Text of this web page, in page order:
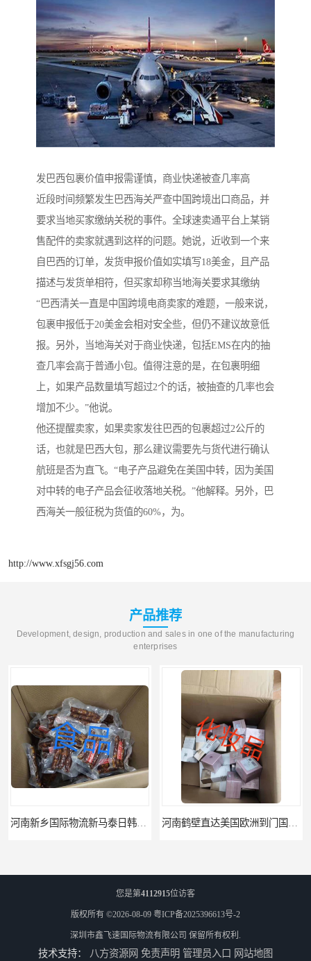
发巴西包裹价值申报需谨慎，商业快递被查几率高
近段时间频繁发生巴西海关严查中国跨境出口商品，并
要求当地买家缴纳关税的事件。全球速卖通平台上某销
售配件的卖家就遇到这样的问题。她说，近收到一个来
自巴西的订单，发货申报价值如实填写18美金，且产品
描述与发货单相符，但买家却称当地海关要求其缴纳
“巴西清关一直是中国跨境电商卖家的难题，一般来说，
包裹申报低于20美金会相对安全些，但仍不建议故意低
报。另外，当地海关对于商业快递，包括EMS在内的抽
查几率会高于普通小包。值得注意的是，在包裹明细
上，如果产品数量填写超过2个的话，被抽查的几率也会
增加不少。”他说。
他还提醒卖家，如果卖家发往巴西的包裹超过2公斤的
话，也就是巴西大包，那么建议需要先与货代进行确认
航班是否为直飞。“电子产品避免在美国中转，因为美国
对中转的电子产品会征收落地关税。”他解释。另外，巴
西海关一般征税为货值的60%，为。
http://www.xfsgj56.com
产品推荐
Development, design, production and sales in one of the manufacturing
enterprises
您是第4112915位访客
版权所有 ©2026-08-09 粤ICP备2025396613号-2
深圳市鑫飞速国际物流有限公司 保留所有权利.
技术支持： 八方资源网 免责声明 管理员入口 网站地图